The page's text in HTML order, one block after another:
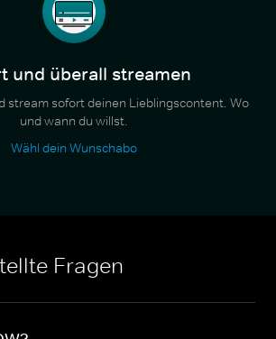
und überall streamen
stream sofort deinen Lieblingscontent. Wo
und wann du willst.
Wähl dein Wunschabo
Fragen